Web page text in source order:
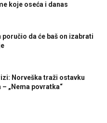
koje oseća i danas
poručio da će baš on izabrati
Norveška traži ostavku
„Nema povratka“